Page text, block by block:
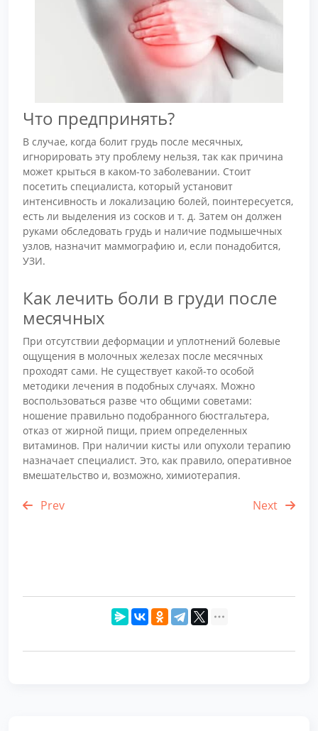
Что предпринять?
В случае, когда болит грудь после месячных,
игнорировать эту проблему нельзя, так как причина
может крыться в каком-то заболевании. Стоит
посетить специалиста, который установит
интенсивность и локализацию болей, поинтересуется,
есть ли выделения из сосков и т. д. Затем он должен
руками обследовать грудь и наличие подмышечных
узлов, назначит маммографию и, если понадобится,
УЗИ.
Как лечить боли в груди после
месячных
При отсутствии деформации и уплотнений болевые
ощущения в молочных железах после месячных
проходят сами. Не существует какой-то особой
методики лечения в подобных случаях. Можно
воспользоваться разве что общими советами:
ношение правильно подобранного бюстгальтера,
отказ от жирной пищи, прием определенных
витаминов. При наличии кисты или опухоли терапию
назначает специалист. Это, как правило, оперативное
вмешательство и, возможно, химиотерапия.
Prev Next